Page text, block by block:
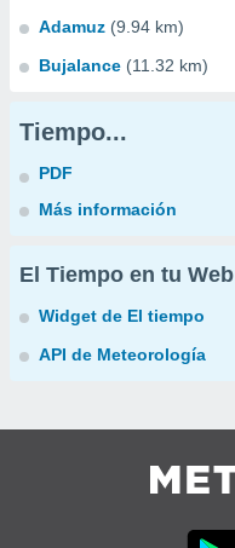
Adamuz (9.94 km)
Bujalance (11.32 km)
Tiempo...
PDF
Más información
El Tiempo en tu Web
Widget de El tiempo
API de Meteorología